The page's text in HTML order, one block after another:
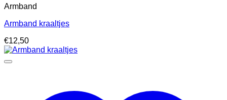
Armband
Armband kraaltjes
€12,50